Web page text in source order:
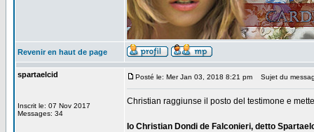
Revenir en haut de page
spartaelcid
Inscrit le: 07 Nov 2017
Messages: 34
Posté le: Mer Jan 03, 2018 8:21 pm Sujet du
Christian raggiunse il posto del testimone e
Io Christian Dondi de Falconieri, detto